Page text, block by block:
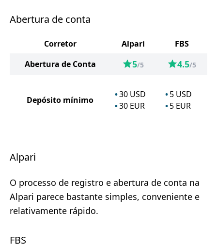
Abertura de conta
Corretor Alpari
FBS
Abertura de Conta
5/5 4.5/5
Depósito mínimo
30 USD
30 EUR
5 USD
5 EUR
Alpari
O processo de registro e abertura de conta na
Alpari parece bastante simples, conveniente e
relativamente rápido.
FBS